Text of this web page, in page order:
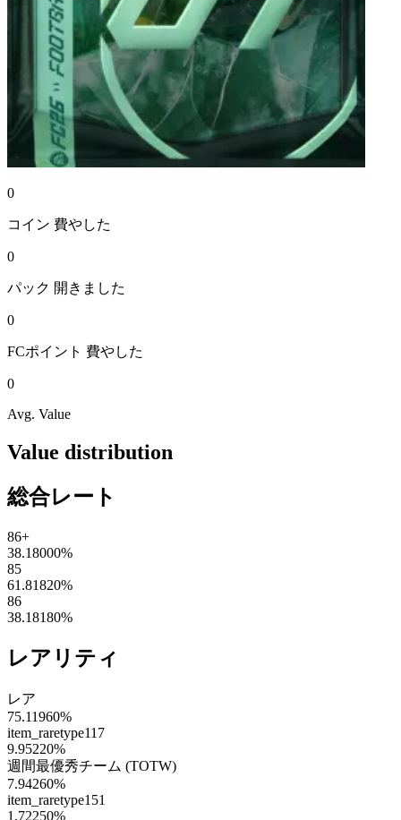
0
コイン 費やした
0
パック 開きました
0
FCポイント 費やした
0
Avg. Value
Value distribution
総合レート
86+
38.18000%
85
61.81820%
86
38.18180%
レアリティ
レア
75.11960%
item_raretype117
9.95220%
週間最優秀チーム (TOTW)
7.94260%
item_raretype151
1.72250%